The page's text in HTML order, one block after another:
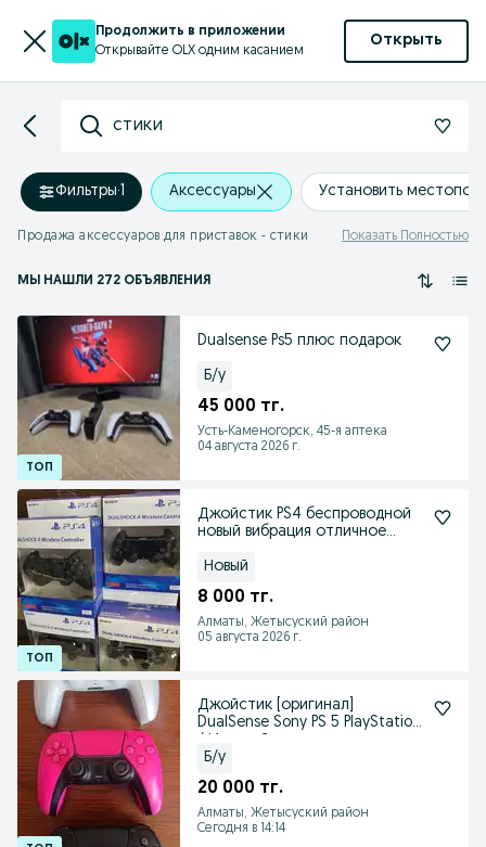
Продолжить в приложении
Открывайте OLX одним касанием
Открыть
стики
Фильтры·1 Аксессуары Установить
Продажа аксессуаров для приставок - стики Показать Полностью
МЫ НАШЛИ 272 ОБЪЯВЛЕНИЯ
Dualsense Ps5 плюс подарок
Б/у
45 000 тг.
Усть-Каменогорск, 45-я аптека
04 августа 2026 г.
Джойстик PS4 беспроводной
новый вибрация отличное
Новый
8 000 тг.
Алматы, Жетысуский район
05 августа 2026 г.
Джойстик [оригинал]
DualSense Sony PS 5 PlayStation
Б/у
20 000 тг.
Алматы, Жетысуский район
Сегодня в 14:14